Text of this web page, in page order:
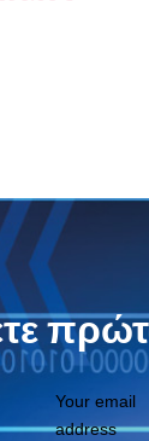
Your email
address